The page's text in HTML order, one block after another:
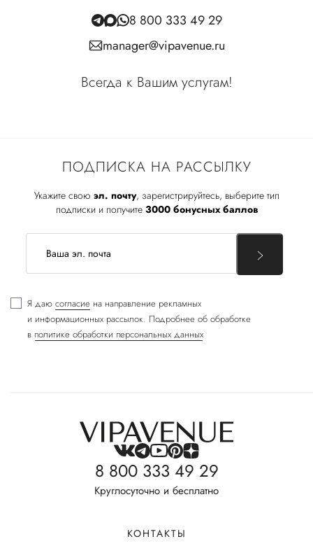
ПОДПИСКА НА РАССЫЛКУ
Укажите свою эл. почту, зарегистрируйтесь, выберите тип
подписки и получите 3000 бонусных баллов
Я даю согласие на направление рекламных
и информационных рассылок. Подробнее об обработке
в политике обработки персональных данных
8 800 333 49 29
manager@vipavenue.ru
Всегда к Вашим услугам!
8 800 333 49 29
Круглосуточно и бесплатно
КОНТАКТЫ